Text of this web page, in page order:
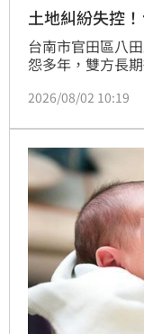
土地糾紛失控
台南市官田區八
怨多年，雙方長
一名50多歲吳姓
灑，造成現場一
注。
2026/08/02 10:19